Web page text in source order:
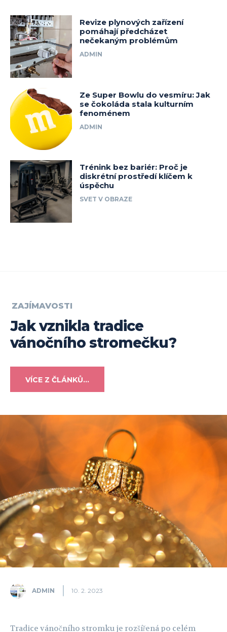
Revize plynových zařízení
pomáhají předcházet
nečekaným problémům
ADMIN
Ze Super Bowlu do vesmíru: Jak
se čokoláda stala kulturním
fenoménem
ADMIN
Trénink bez bariér: Proč je
diskrétní prostředí klíčem k
úspěchu
SVET V OBRAZE